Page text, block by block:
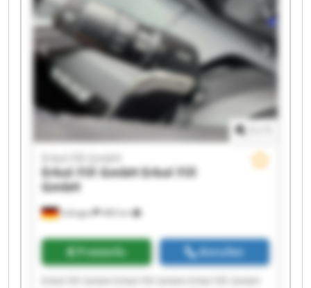
Solingen 489 km
Erkol Fill GmbH
Erkol Fill GmbHErkol Fill
GmbH
Preisinfo Anrufen
Erkol Fill GmbH Erkol Fill GmbH Erkol Fill GmbH